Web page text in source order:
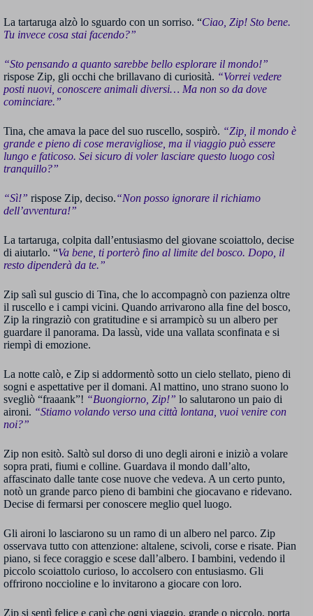
La tartaruga alzò lo sguardo con un sorriso. “Ciao, Zip! Sto bene.
Tu invece cosa stai facendo?”
“Sto pensando a quanto sarebbe bello esplorare il mondo!”
rispose Zip, gli occhi che brillavano di curiosità. “Vorrei vedere
posti nuovi, conoscere animali diversi… Ma non so da dove
cominciare.”
Tina, che amava la pace del suo ruscello, sospirò. “Zip, il mondo è
grande e pieno di cose meravigliose, ma il viaggio può essere
lungo e faticoso. Sei sicuro di voler lasciare questo luogo così
tranquillo?”
“Sì!” rispose Zip, deciso.“Non posso ignorare il richiamo
dell’avventura!”
La tartaruga, colpita dall’entusiasmo del giovane scoiattolo, decise
di aiutarlo. “Va bene, ti porterò fino al limite del bosco. Dopo, il
resto dipenderà da te.”
Zip salì sul guscio di Tina, che lo accompagnò con pazienza oltre
il ruscello e i campi vicini. Quando arrivarono alla fine del bosco,
Zip la ringraziò con gratitudine e si arrampicò su un albero per
guardare il panorama. Da lassù, vide una vallata sconfinata e si
riempì di emozione.
La notte calò, e Zip si addormentò sotto un cielo stellato, pieno di
sogni e aspettative per il domani. Al mattino, uno strano suono lo
svegliò “fraaank”! “Buongiorno, Zip!” lo salutarono un paio di
aironi. “Stiamo volando verso una città lontana, vuoi venire con
noi?”
Zip non esitò. Saltò sul dorso di uno degli aironi e iniziò a volare
sopra prati, fiumi e colline. Guardava il mondo dall’alto,
affascinato dalle tante cose nuove che vedeva. A un certo punto,
notò un grande parco pieno di bambini che giocavano e ridevano.
Decise di fermarsi per conoscere meglio quel luogo.
Gli aironi lo lasciarono su un ramo di un albero nel parco. Zip
osservava tutto con attenzione: altalene, scivoli, corse e risate. Pian
piano, si fece coraggio e scese dall’albero. I bambini, vedendo il
piccolo scoiattolo curioso, lo accolsero con entusiasmo. Gli
offrirono noccioline e lo invitarono a giocare con loro.
Zip si sentì felice e capì che ogni viaggio, grande o piccolo, porta